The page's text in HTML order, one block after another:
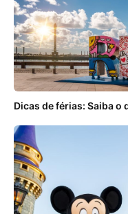
Dicas de férias: Saiba o